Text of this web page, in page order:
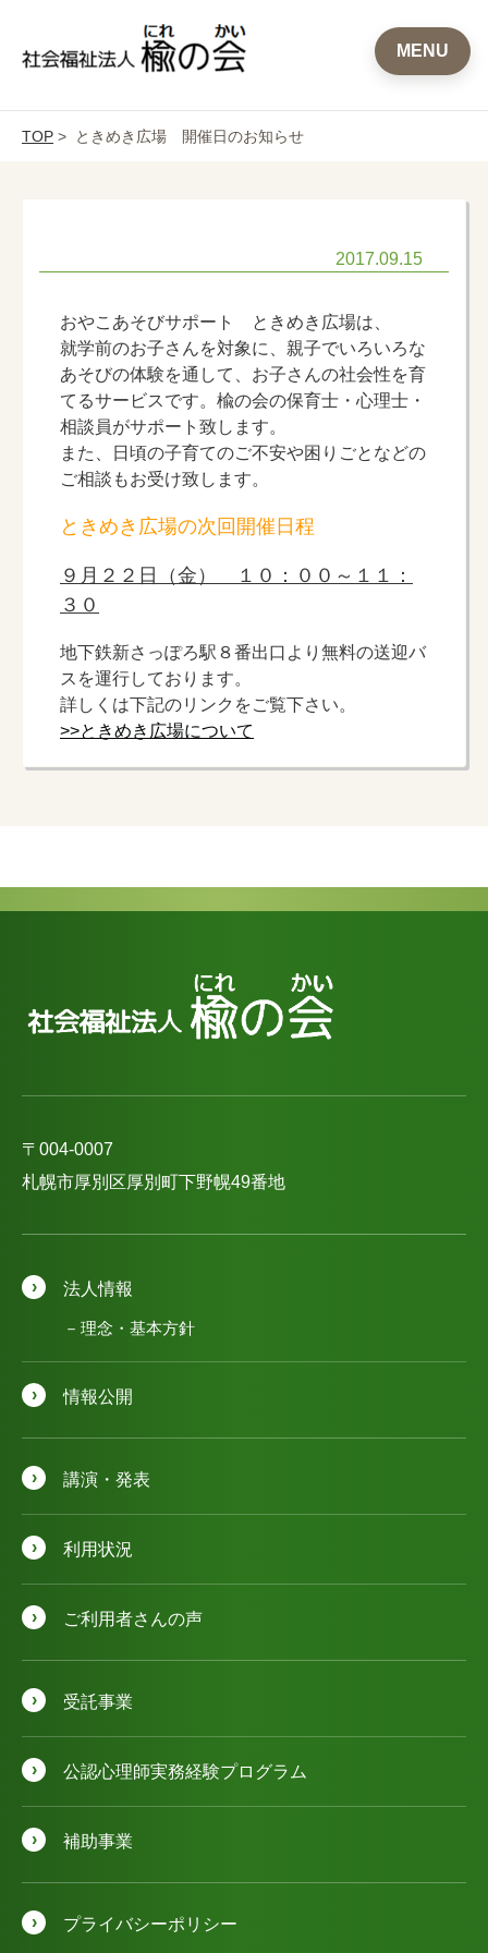
MENU
TOP > ときめき広場 開催日のお知らせ
2017.09.15
おやこあそびサポート ときめき広場は、
就学前のお子さんを対象に、親子でいろいろな
あそびの体験を通して、お子さんの社会性を育
てるサービスです。楡の会の保育士・心理士・
相談員がサポート致します。
また、日頃の子育てのご不安や困りごとなどの
ご相談もお受け致します。
ときめき広場の次回開催日程
９月２２日（金） １０：００～１１：
３０
地下鉄新さっぽろ駅８番出口より無料の送迎バ
スを運行しております。
詳しくは下記のリンクをご覧下さい。
>>ときめき広場について
〒004-0007
札幌市厚別区厚別町下野幌49番地
法人情報
理念・基本方針
情報公開
講演・発表
利用状況
ご利用者さんの声
受託事業
公認⼼理師実務経験プログラム
補助事業
プライバシーポリシー